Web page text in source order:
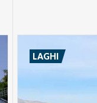
LAGHI